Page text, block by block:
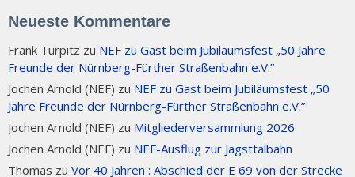
Neueste Kommentare
Frank Türpitz zu NEF zu Gast beim Jubiläumsfest „50 Jahre
Freunde der Nürnberg-Fürther Straßenbahn e.V.”
Jochen Arnold (NEF) zu NEF zu Gast beim Jubiläumsfest „50
Jahre Freunde der Nürnberg-Fürther Straßenbahn e.V.”
Jochen Arnold (NEF) zu Mitgliederversammlung 2026
Jochen Arnold (NEF) zu NEF-Ausflug zur Jagsttalbahn
Thomas zu Vor 40 Jahren : Abschied der E 69 von der Strecke